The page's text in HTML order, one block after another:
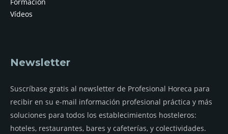
Vídeos
Newsletter
Suscríbase gratis al newsletter de Profesional Horeca para
recibir en su e-mail información profesional práctica y más
soluciones para todos los establecimientos hosteleros:
hoteles, restaurantes, bares y cafeterías, y colectividades.